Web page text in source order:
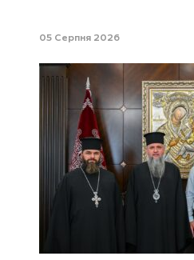
05 Серпня 2026